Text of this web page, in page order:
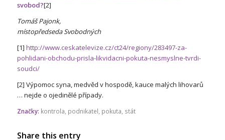
svobod?[2]
Tomáš Pajonk,
místopředseda Svobodných
[1] http://www.ceskatelevize.cz/ct24/regiony/283497-za-
pohlidani-obchodu-prisla-likvidacni-pokuta-nesmyslne-tvrdi-
soudci/
[2] Výpomoc syna, medvěd v hospodě, kauce malých lihovarů
… nejde o ojedinělé případy.
Značky: kontrola, podnikatel, pokuta, stát
Share this entry